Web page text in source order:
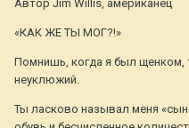
Автор Jim Willis, американец
«КАК ЖЕ ТЫ МОГ?!»
Помнишь, когда я был щенком,
неуклюжий.
Ты ласково называл меня